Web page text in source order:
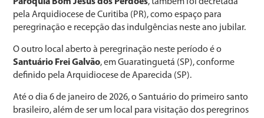
Paróquia Bom Jesus dos Perdões, também foi decretada
pela Arquidiocese de Curitiba (PR), como espaço para
peregrinação e recepção das indulgências neste ano jubilar.
O outro local aberto à peregrinação neste período é o
Santuário Frei Galvão, em Guaratinguetá (SP), conforme
definido pela Arquidiocese de Aparecida (SP).
Até o dia 6 de janeiro de 2026, o Santuário do primeiro santo
brasileiro, além de ser um local para visitação dos peregrinos